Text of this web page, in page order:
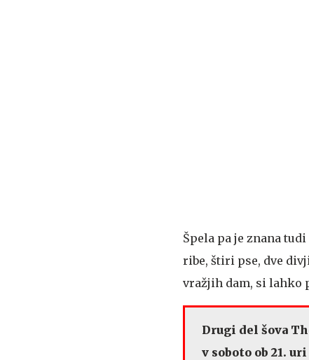
Špela pa je znana
ribe, štiri pse, dve
vražjih dam, si lahko
Drugi del šova
v soboto ob 21.